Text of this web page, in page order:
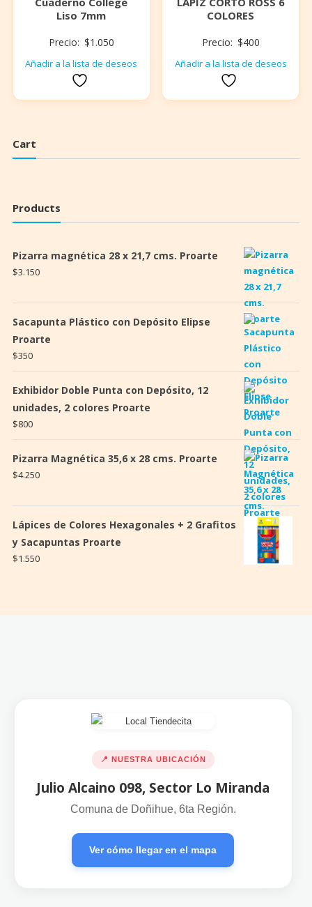
Liso 7mm
Precio: $1.050
Añadir a la lista de deseos
COLORES
Precio: $400
Añadir a la lista de deseos
Cart
Products
Pizarra magnética 28 x 21,7 cms. Proarte
$3.150
Sacapunta Plástico con Depósito Elipse
Proarte
$350
Exhibidor Doble Punta con Depósito, 12
unidades, 2 colores Proarte
$800
Pizarra Magnética 35,6 x 28 cms. Proarte
$4.250
Lápices de Colores Hexagonales + 2 Grafitos
y Sacapuntas Proarte
$1.550
📍 NUESTRA UBICACIÓN
Julio Alcaino 098, Sector Lo Miranda
Comuna de Doñihue, 6ta Región.
Ver cómo llegar en el mapa